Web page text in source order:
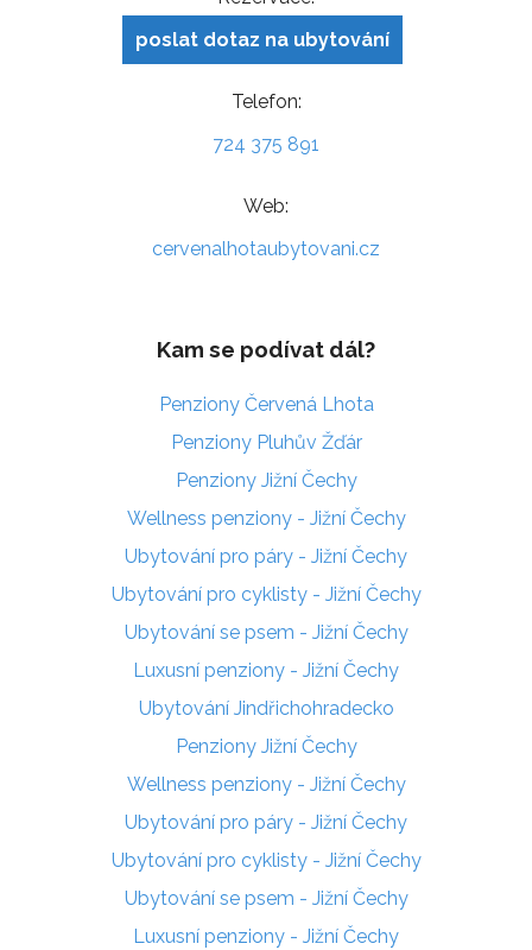
poslat dotaz na ubytování
Telefon:
724 375 891
Web:
cervenalhotaubytovani.cz
Kam se podívat dál?
Penziony Červená Lhota
Penziony Pluhův Žďár
Penziony Jižní Čechy
Wellness penziony - Jižní Čechy
Ubytování pro páry - Jižní Čechy
Ubytování pro cyklisty - Jižní Čechy
Ubytování se psem - Jižní Čechy
Luxusní penziony - Jižní Čechy
Ubytování Jindřichohradecko
Penziony Jižní Čechy
Wellness penziony - Jižní Čechy
Ubytování pro páry - Jižní Čechy
Ubytování pro cyklisty - Jižní Čechy
Ubytování se psem - Jižní Čechy
Luxusní penziony - Jižní Čechy